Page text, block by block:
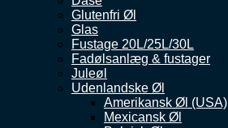
Glutenfri Øl
Glas
Fustage 20L/25L/30L
Fadølsanlæg & fustager
Juleøl
Udenlandske Øl
Amerikansk Øl (USA)
Mexicansk Øl